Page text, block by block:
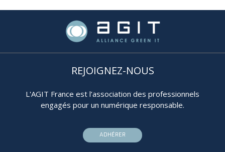
REJOIGNEZ-NOUS
L'AGIT France est l’association des professionnels
engagés pour un numérique responsable.
ADHÉRER